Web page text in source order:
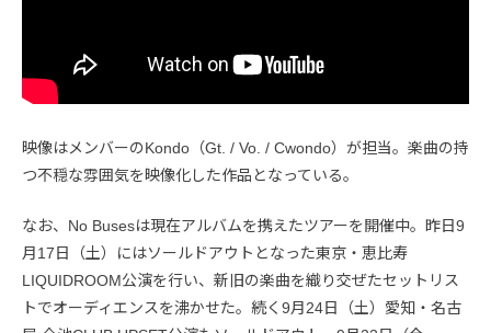
映像はメンバーのKondo（Gt. / Vo. / Cwondo）が担当。楽曲の持
つ不穏な雰囲気を映像化した作品となっている。
なお、No Busesは現在アルバムを携えたツアーを開催中。昨日9
月17日（土）にはソールドアウトとなった東京・恵比寿
LIQUIDROOM公演を行い、新旧の楽曲を織り交ぜたセットリス
トでオーディエンスを沸かせた。続く9月24日（土）愛知・名古